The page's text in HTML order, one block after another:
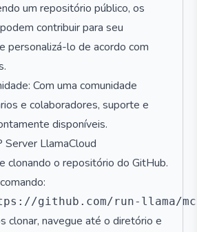
um repositório público, os
contribuir para seu
personalizá-lo de acordo com
Com uma comunidade
e colaboradores, suporte e
disponíveis.
Server LlamaCloud
clonando o repositório do GitHub.
clonar, navegue até o diretório e